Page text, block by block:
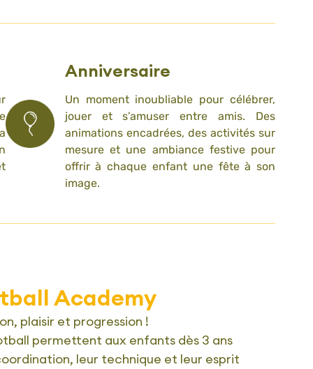
Anniversaire
Un moment inoubliable pour célébrer,
jouer et s’amuser entre amis. Des
animations encadrées, des activités sur
mesure et une ambiance festive pour
offrir à chaque enfant une fête à son
image.
Academy
plaisir et progression !
permettent aux enfants dès 3 ans
leur technique et leur esprit